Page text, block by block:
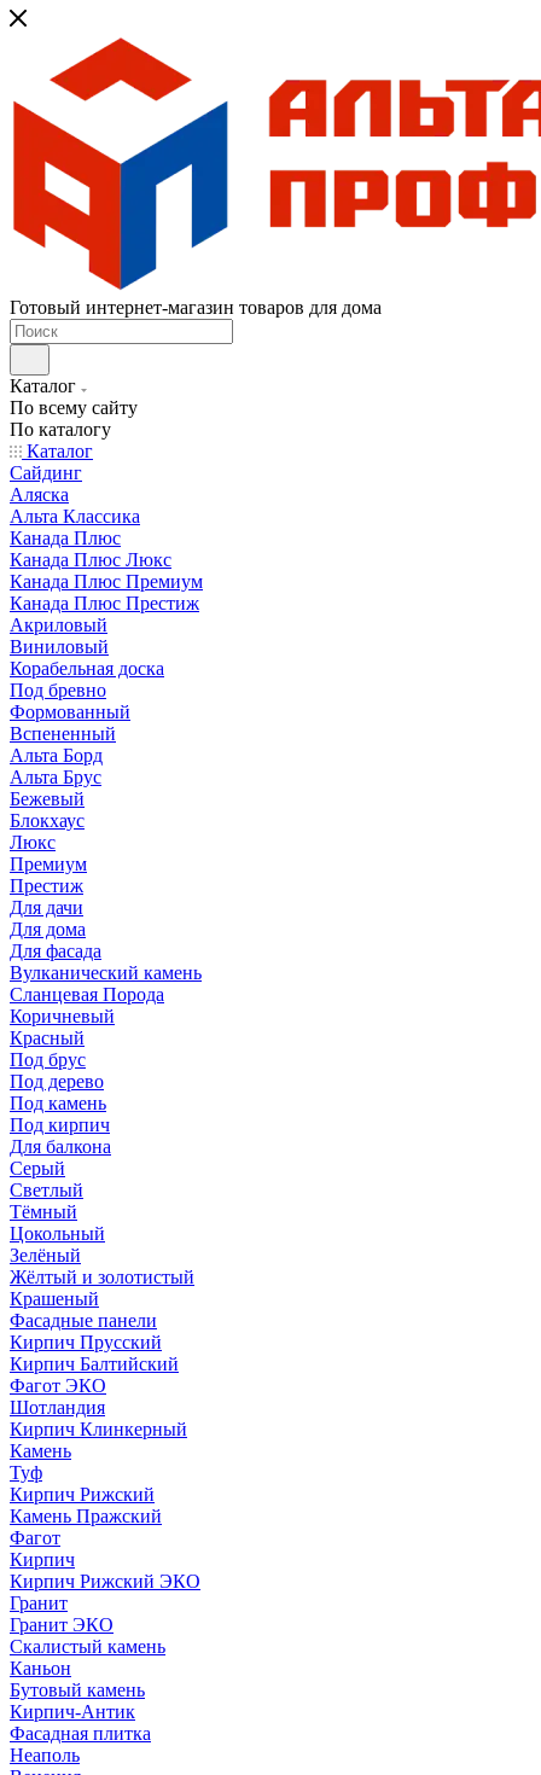
Готовый интернет-магазин товаров для дома
Каталог
По всему сайту
По каталогу
Каталог
Сайдинг
Аляска
Альта Классика
Канада Плюс
Канада Плюс Люкс
Канада Плюс Премиум
Канада Плюс Престиж
Акриловый
Виниловый
Корабельная доска
Под бревно
Формованный
Вспененный
Альта Борд
Альта Брус
Бежевый
Блокхаус
Люкс
Премиум
Престиж
Для дачи
Для дома
Для фасада
Вулканический камень
Сланцевая Порода
Коричневый
Красный
Под брус
Под дерево
Под камень
Под кирпич
Для балкона
Серый
Светлый
Тёмный
Цокольный
Зелёный
Жёлтый и золотистый
Крашеный
Фасадные панели
Кирпич Прусский
Кирпич Балтийский
Фагот ЭКО
Шотландия
Кирпич Клинкерный
Камень
Туф
Кирпич Рижский
Камень Пражский
Фагот
Кирпич
Кирпич Рижский ЭКО
Гранит
Гранит ЭКО
Скалистый камень
Каньон
Бутовый камень
Кирпич-Антик
Фасадная плитка
Неаполь